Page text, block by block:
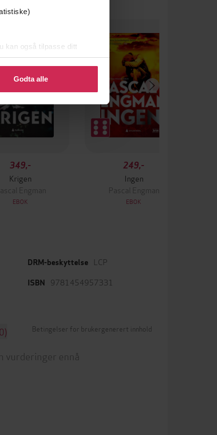
kan også tilpasse ditt
eller endre ditt samtykke.
Godta alle
349,-
Krigen
Engman
EBOK
249,-
Ingen
Pascal Engman
EBOK
DRM-beskyttelse LCP
ISBN 9781454957331
Betingelser for brukergenerert innhold
vurderinger ennå